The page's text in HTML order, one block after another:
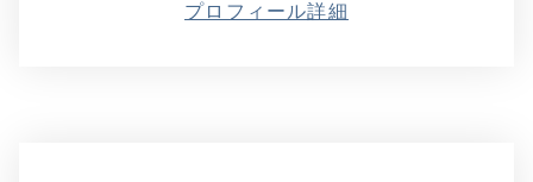
プロフィール詳細